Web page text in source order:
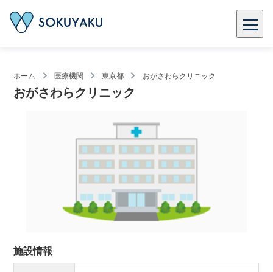
ホーム 医療機関 東京都 おがさわらクリニック
おがさわらクリニック
施設情報